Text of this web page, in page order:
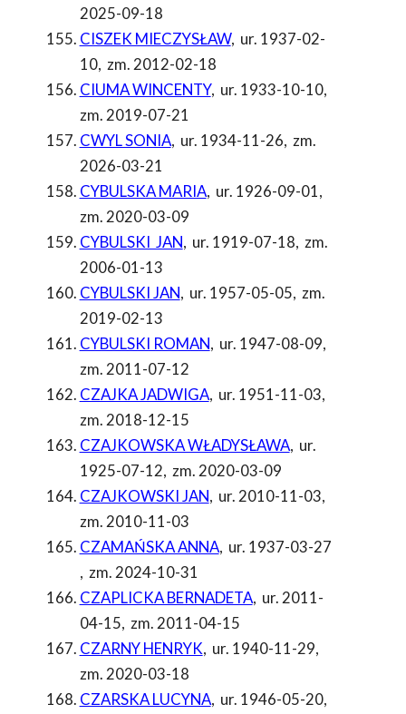
2025-09-18
CISZEK MIECZYSŁAW, ur. 1937-02-
10, zm. 2012-02-18
CIUMA WINCENTY, ur. 1933-10-10,
zm. 2019-07-21
CWYL SONIA, ur. 1934-11-26, zm.
2026-03-21
CYBULSKA MARIA, ur. 1926-09-01,
zm. 2020-03-09
CYBULSKI JAN, ur. 1919-07-18, zm.
2006-01-13
CYBULSKI JAN, ur. 1957-05-05, zm.
2019-02-13
CYBULSKI ROMAN, ur. 1947-08-09,
zm. 2011-07-12
CZAJKA JADWIGA, ur. 1951-11-03,
zm. 2018-12-15
CZAJKOWSKA WŁADYSŁAWA, ur.
1925-07-12, zm. 2020-03-09
CZAJKOWSKI JAN, ur. 2010-11-03,
zm. 2010-11-03
CZAMAŃSKA ANNA, ur. 1937-03-27
, zm. 2024-10-31
CZAPLICKA BERNADETA, ur. 2011-
04-15, zm. 2011-04-15
CZARNY HENRYK, ur. 1940-11-29,
zm. 2020-03-18
CZARSKA LUCYNA, ur. 1946-05-20,